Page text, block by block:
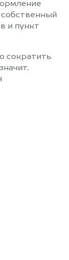
и пункт
сократить